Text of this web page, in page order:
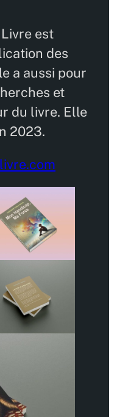
est
des
a aussi pour
et
du livre. Elle
2023.